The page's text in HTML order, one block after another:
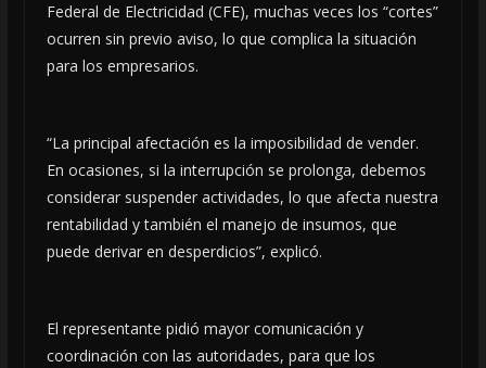
Federal de Electricidad (CFE), muchas veces los “cortes”
ocurren sin previo aviso, lo que complica la situación
para los empresarios.
“La principal afectación es la imposibilidad de vender.
En ocasiones, si la interrupción se prolonga, debemos
considerar suspender actividades, lo que afecta nuestra
rentabilidad y también el manejo de insumos, que
puede derivar en desperdicios”, explicó.
El representante pidió mayor comunicación y
coordinación con las autoridades, para que los